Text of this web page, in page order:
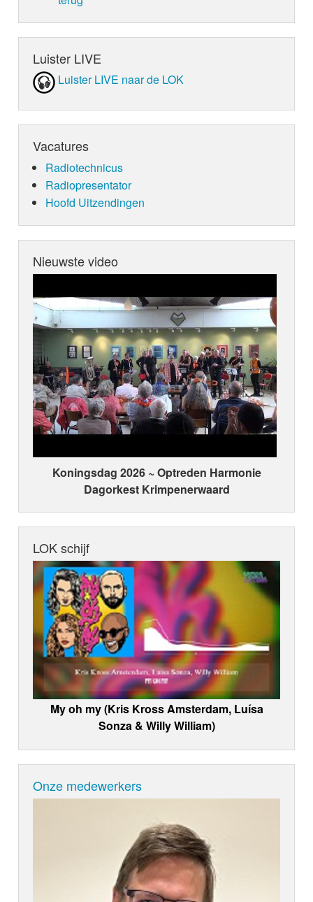
Luister LIVE
Luister LIVE naar de LOK
Vacatures
Radiotechnicus
Radiopresentator
Hoofd Uitzendingen
Nieuwste video
Koningsdag 2026 ~ Optreden Harmonie
Dagorkest Krimpenerwaard
LOK schijf
My oh my (Kris Kross Amsterdam, Luísa
Sonza & Willy William)
Onze medewerkers